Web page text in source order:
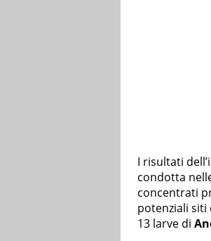
I risultati
condotta
concentrati
potenziali
13 larve di